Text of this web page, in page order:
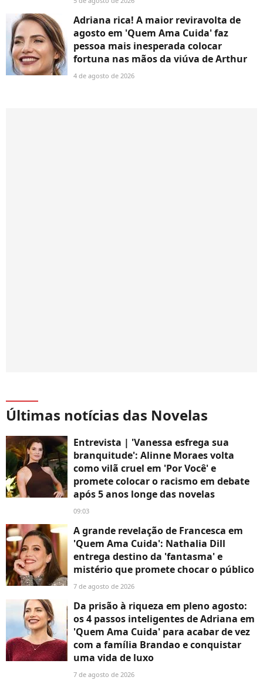
Adriana rica! A maior reviravolta de
agosto em 'Quem Ama Cuida' faz
pessoa mais inesperada colocar
fortuna nas mãos da viúva de Arthur
4 de agosto de 2026
Últimas notícias das Novelas
Entrevista | 'Vanessa esfrega sua
branquitude': Alinne Moraes volta
como vilã cruel em 'Por Você' e
promete colocar o racismo em debate
após 5 anos longe das novelas
09:03
A grande revelação de Francesca em
'Quem Ama Cuida': Nathalia Dill
entrega destino da 'fantasma' e
mistério que promete chocar o público
7 de agosto de 2026
Da prisão à riqueza em pleno agosto:
os 4 passos inteligentes de Adriana em
'Quem Ama Cuida' para acabar de vez
com a família Brandao e conquistar
uma vida de luxo
7 de agosto de 2026